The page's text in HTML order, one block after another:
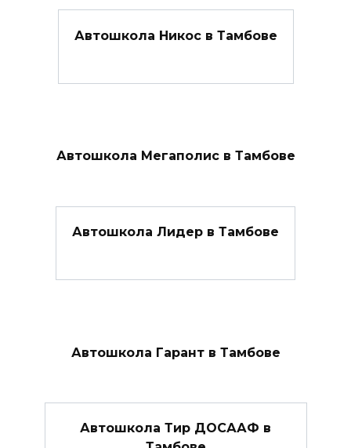
Автошкола Никос в Тамбове
Автошкола Мегаполис в Тамбове
Автошкола Лидер в Тамбове
Автошкола Гарант в Тамбове
Автошкола Тир ДОСААФ в